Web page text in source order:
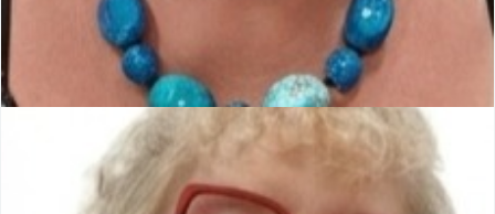
Virginie LIGIBELL
Conseillère municipale
Membre de la commission Voirie Sécurité Finances et